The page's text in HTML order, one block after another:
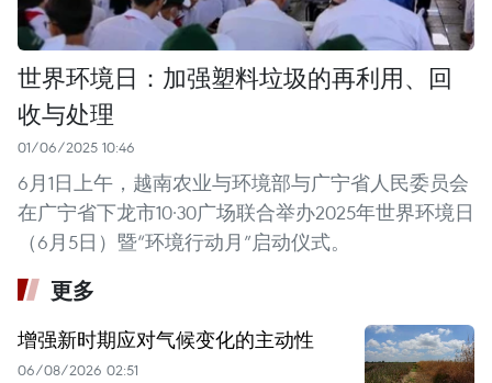
世界环境日：加强塑料垃圾的再利用、回
收与处理
01/06/2025 10:46
6月1日上午，越南农业与环境部与广宁省人民委员会
在广宁省下龙市10·30广场联合举办2025年世界环境日
（6月5日）暨“环境行动月”启动仪式。
更多
增强新时期应对气候变化的主动性
06/08/2026 02:51